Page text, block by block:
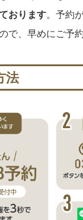
おります。予約
で、早めにご予
法